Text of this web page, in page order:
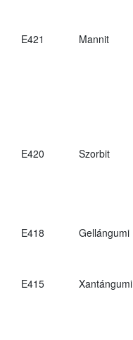
E421 Mannit
E420 Szorbit
E418 Gellángumi
E415 Xantángumi